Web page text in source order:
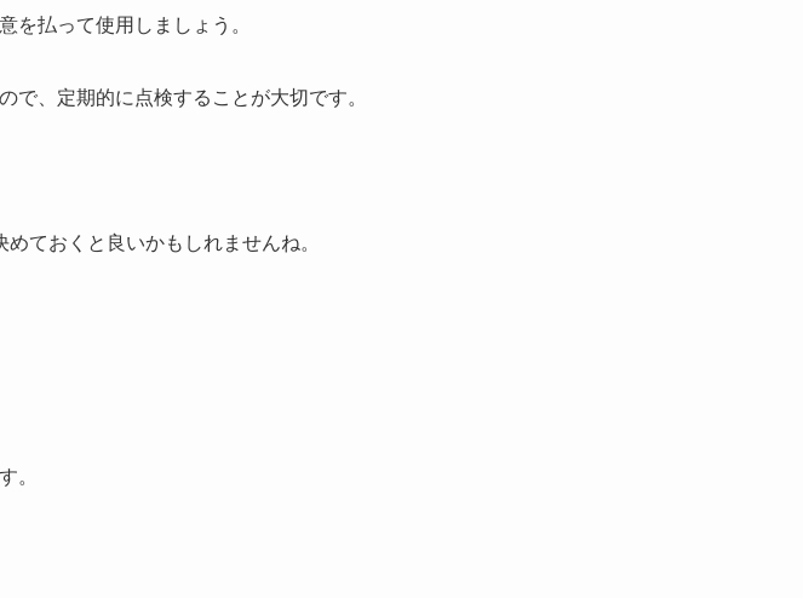
払って使用しましょう。
、定期的に点検することが大切です。
ておくと良いかもしれませんね。
。